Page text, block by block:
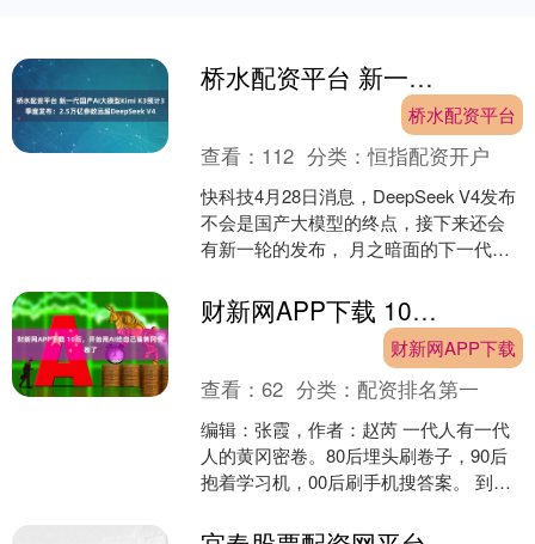
桥水配资平台 新一代国产AI大模型Kimi K3预计3季度发布：2.5万亿参数远超DeepSeek V4
桥水配资平台
查看： 112 分类：恒指配资开户
快科技4月28日消息，DeepSeek V4发布
不会是国产大模型的终点，接下来还会
有新一轮的发布， 月之暗面的下一代大
财新网APP下载 10后，开始用AI给自己编黄冈密卷了
财新网APP下载
查看：62 分类：配资排名第一
编辑：张霞，作者：赵芮 一代人有一代
人的黄冈密卷。80后埋头刷卷子，90后
抱着学习机，00后刷手机搜答案。 到了
不会的题，不....